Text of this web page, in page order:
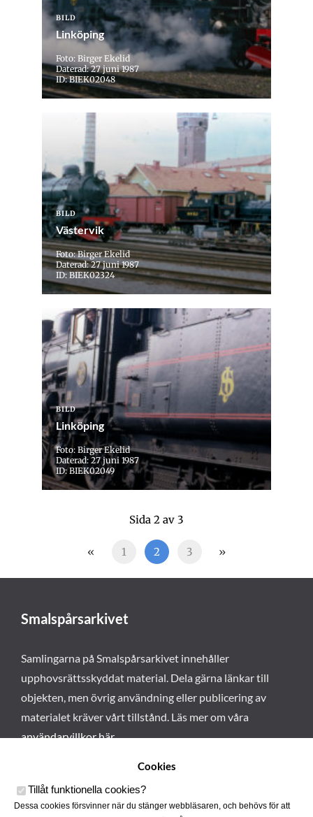
BILD
Linköping
Foto: Birger Ekelid
Daterad: 27 juni 1987
ID: BIEK02048
BILD
Västervik
Foto: Birger Ekelid
Daterad: 27 juni 1987
ID: BIEK02324
BILD
Linköping
Foto: Birger Ekelid
Daterad: 27 juni 1987
ID: BIEK02049
Sida 2 av 3
« 1 2 3 »
Smalspårsarkivet
Samlingarna på Smalspårsarkivet innehåller
upphovsrättsskyddat material. Dela gärna länkar till
objekten, men övrig användning eller publicering av
materialet kräver vårt tillstånd. Läs mer om våra
användarvillkor här.
Cookies
Tillåt funktionella cookies?
Dessa cookies försvinner när du stänger webbläsaren, och behövs för att